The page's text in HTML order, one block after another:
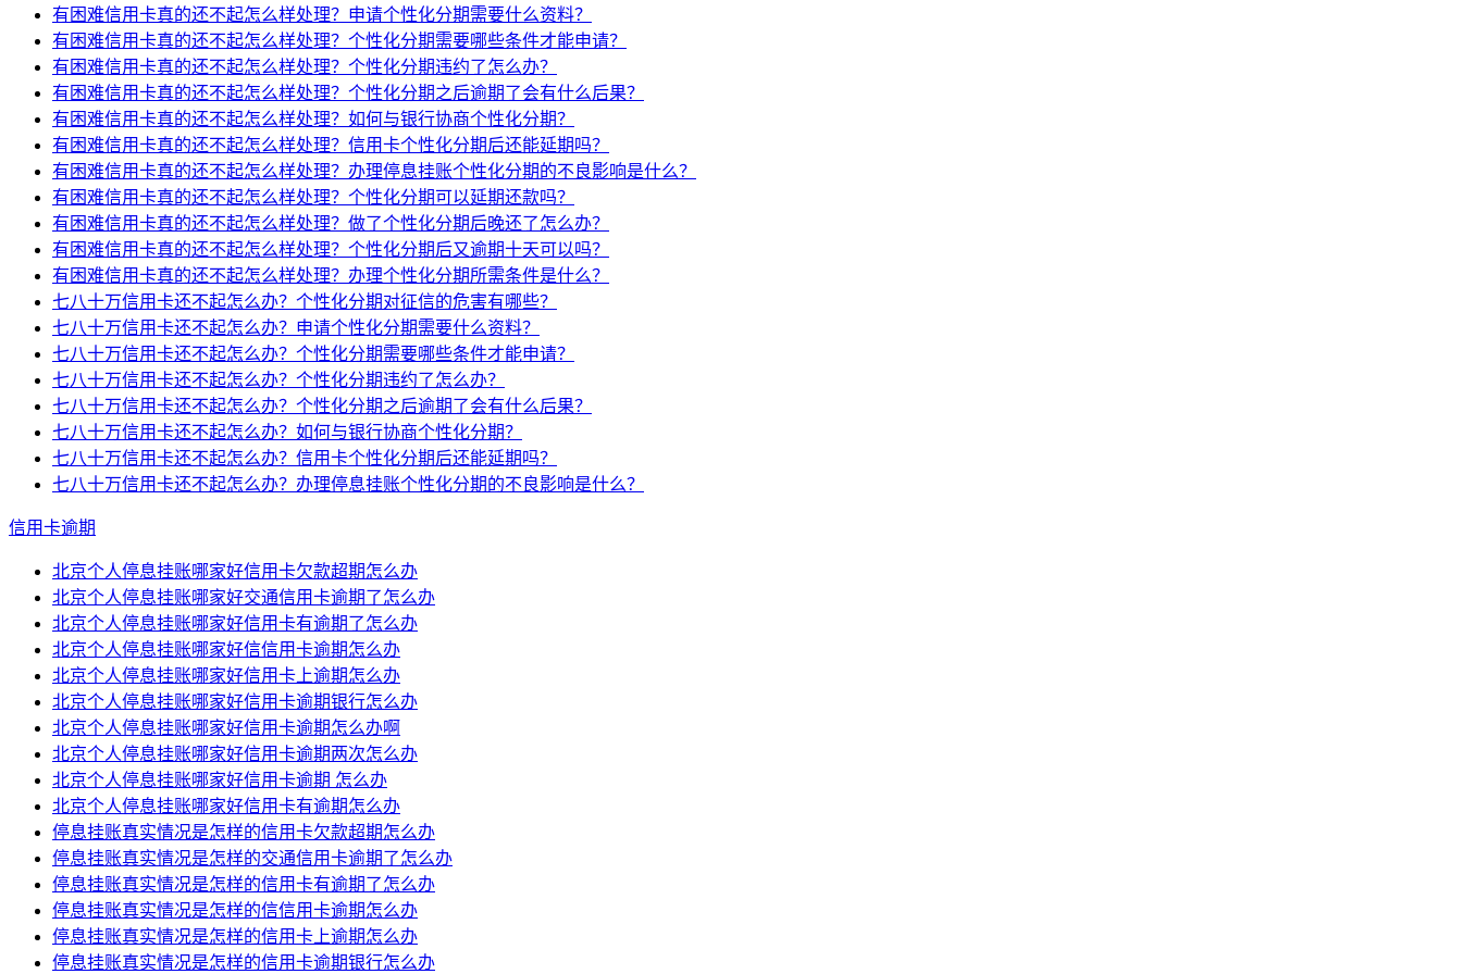
有困难信用卡真的还不起怎么样处理？申请个性化分期需要什么资料？
有困难信用卡真的还不起怎么样处理？个性化分期需要哪些条件才能申请？
有困难信用卡真的还不起怎么样处理？个性化分期违约了怎么办？
有困难信用卡真的还不起怎么样处理？个性化分期之后逾期了会有什么后果？
有困难信用卡真的还不起怎么样处理？如何与银行协商个性化分期？
有困难信用卡真的还不起怎么样处理？信用卡个性化分期后还能延期吗？
有困难信用卡真的还不起怎么样处理？办理停息挂账个性化分期的不良影响是什么？
有困难信用卡真的还不起怎么样处理？个性化分期可以延期还款吗？
有困难信用卡真的还不起怎么样处理？做了个性化分期后晚还了怎么办？
有困难信用卡真的还不起怎么样处理？个性化分期后又逾期十天可以吗？
有困难信用卡真的还不起怎么样处理？办理个性化分期所需条件是什么？
七八十万信用卡还不起怎么办？个性化分期对征信的危害有哪些？
七八十万信用卡还不起怎么办？申请个性化分期需要什么资料？
七八十万信用卡还不起怎么办？个性化分期需要哪些条件才能申请？
七八十万信用卡还不起怎么办？个性化分期违约了怎么办？
七八十万信用卡还不起怎么办？个性化分期之后逾期了会有什么后果？
七八十万信用卡还不起怎么办？如何与银行协商个性化分期？
七八十万信用卡还不起怎么办？信用卡个性化分期后还能延期吗？
七八十万信用卡还不起怎么办？办理停息挂账个性化分期的不良影响是什么？
信用卡逾期
北京个人停息挂账哪家好信用卡欠款超期怎么办
北京个人停息挂账哪家好交通信用卡逾期了怎么办
北京个人停息挂账哪家好信用卡有逾期了怎么办
北京个人停息挂账哪家好信信用卡逾期怎么办
北京个人停息挂账哪家好信用卡上逾期怎么办
北京个人停息挂账哪家好信用卡逾期银行怎么办
北京个人停息挂账哪家好信用卡逾期怎么办啊
北京个人停息挂账哪家好信用卡逾期两次怎么办
北京个人停息挂账哪家好信用卡逾期 怎么办
北京个人停息挂账哪家好信用卡有逾期怎么办
停息挂账真实情况是怎样的信用卡欠款超期怎么办
停息挂账真实情况是怎样的交通信用卡逾期了怎么办
停息挂账真实情况是怎样的信用卡有逾期了怎么办
停息挂账真实情况是怎样的信信用卡逾期怎么办
停息挂账真实情况是怎样的信用卡上逾期怎么办
停息挂账真实情况是怎样的信用卡逾期银行怎么办